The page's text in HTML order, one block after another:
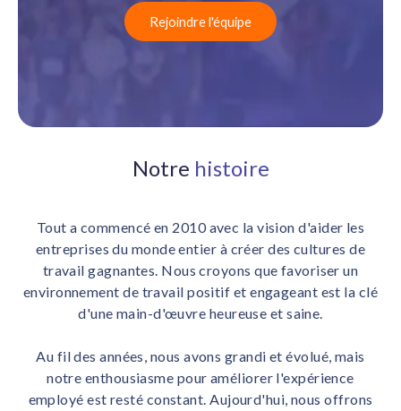
Boostez l'engagement avec nos solutions IA.
Rejoindre l'équipe
Notre histoire
Tout a commencé en 2010 avec la vision d'aider les
entreprises du monde entier à créer des cultures de
travail gagnantes. Nous croyons que favoriser un
environnement de travail positif et engageant est la clé
d'une main-d'œuvre heureuse et saine.
Au fil des années, nous avons grandi et évolué, mais
notre enthousiasme pour améliorer l'expérience
employé est resté constant. Aujourd'hui, nous offrons